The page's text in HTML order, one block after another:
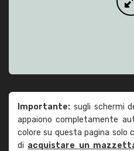
Importante: sugli schermi
appaiono completamente
colore su questa pagina solo
di acquistare un